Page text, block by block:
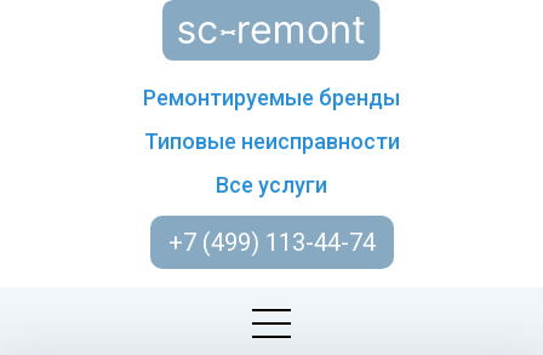
Ремонтируемые бренды
Типовые неисправности
Все услуги
+7 (499) 113-44-74